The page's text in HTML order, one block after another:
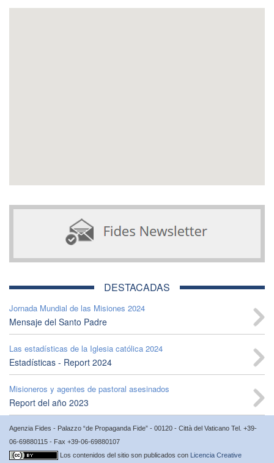
DESTACADAS
Jornada Mundial de las Misiones 2024
Mensaje del Santo Padre
Las estadísticas de la Iglesia católica 2024
Estadísticas - Report 2024
Misioneros y agentes de pastoral asesinados
Report del año 2023
Agenzia Fides - Palazzo “de Propaganda Fide” - 00120 - Città del Vaticano Tel. +39-
06-69880115 - Fax +39-06-69880107
Los contenidos del sitio son publicados con Licencia Creative